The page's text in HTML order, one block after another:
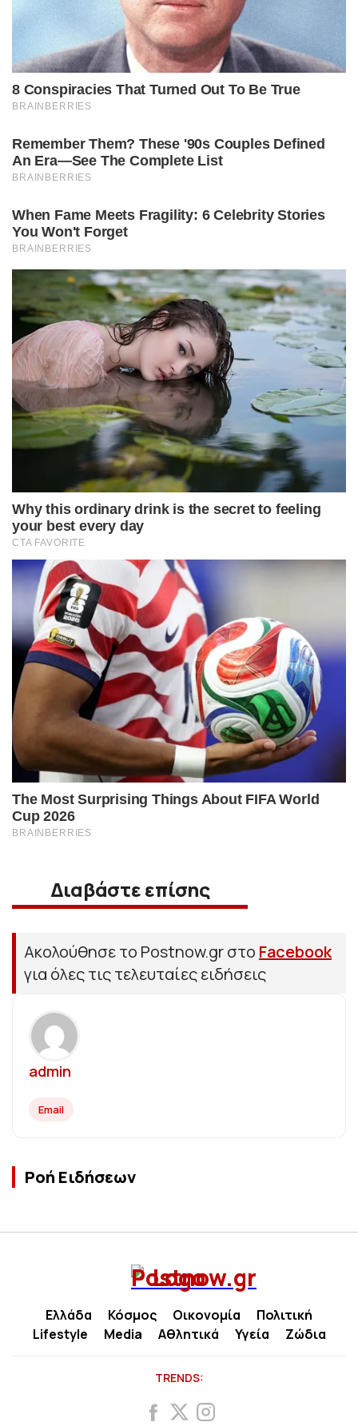
Διαβάστε επίσης
Ακολούθησε το Postnow.gr στο Facebook
για όλες τις τελευταίες ειδήσεις
admin
Email
Ροή Ειδήσεων
Ελλάδα Κόσμος Οικονομία
Πολιτική
Lifestyle
Media Αθλητικά Υγεία Ζώδια
TRENDS: